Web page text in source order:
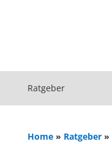
Ratgeber
Home» Ratgeber»